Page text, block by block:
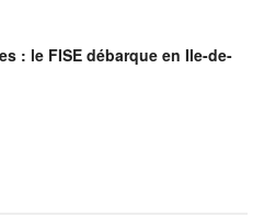
: le FISE débarque en Ile-de-